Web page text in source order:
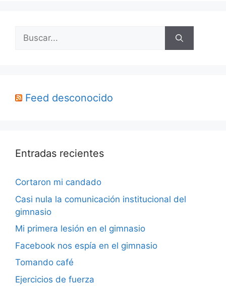
Buscar:
Feed desconocido
Entradas recientes
Cortaron mi candado
Casi nula la comunicación institucional del
gimnasio
Mi primera lesión en el gimnasio
Facebook nos espía en el gimnasio
Tomando café
Ejercicios de fuerza